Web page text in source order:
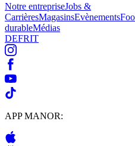
Notre entrepriseJobs &
CarrièresMagasinsEvènements
durableMédias
DEFRIT
APP MANOR: